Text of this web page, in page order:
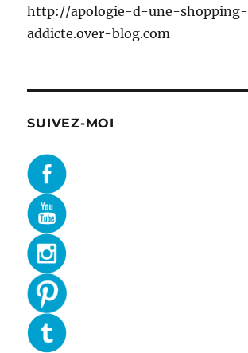
http://apologie-d-une-shopping-
addicte.over-blog.com
SUIVEZ-MOI